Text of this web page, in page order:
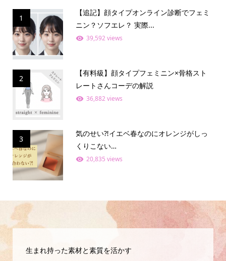
1
【追記】顔タイプオンライン診断でフェミ
ニン？ソフエレ？ 実際...
39,592 views
2
【有料級】顔タイプフェミニン×骨格スト
レートさんコーデの解説
36,882 views
3
気のせい⁈イエベ春なのにオレンジがしっ
くりこない…
20,835 views
生まれ持った素材と素質を活かす